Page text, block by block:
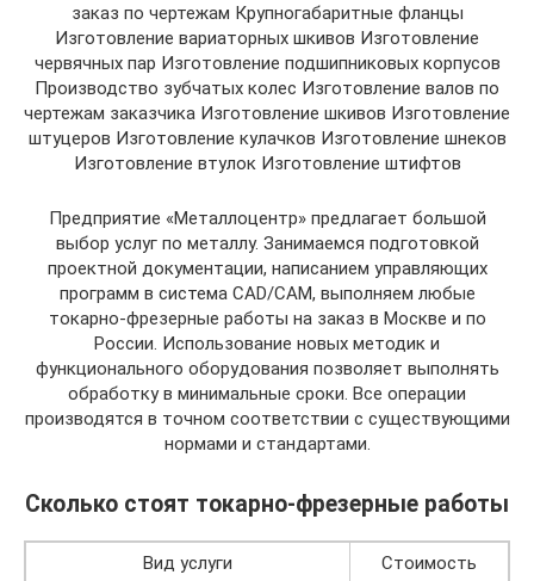
заказ по чертежам Крупногабаритные фланцы
Изготовление вариаторных шкивов Изготовление
червячных пар Изготовление подшипниковых корпусов
Производство зубчатых колес Изготовление валов по
чертежам заказчика Изготовление шкивов Изготовление
штуцеров Изготовление кулачков Изготовление шнеков
Изготовление втулок Изготовление штифтов
Предприятие «Металлоцентр» предлагает большой
выбор услуг по металлу. Занимаемся подготовкой
проектной документации, написанием управляющих
программ в система CAD/CAM, выполняем любые
токарно-фрезерные работы на заказ в Москве и по
России. Использование новых методик и
функционального оборудования позволяет выполнять
обработку в минимальные сроки. Все операции
производятся в точном соответствии с существующими
нормами и стандартами.
Сколько стоят токарно-фрезерные работы
Вид услуги
Стоимость